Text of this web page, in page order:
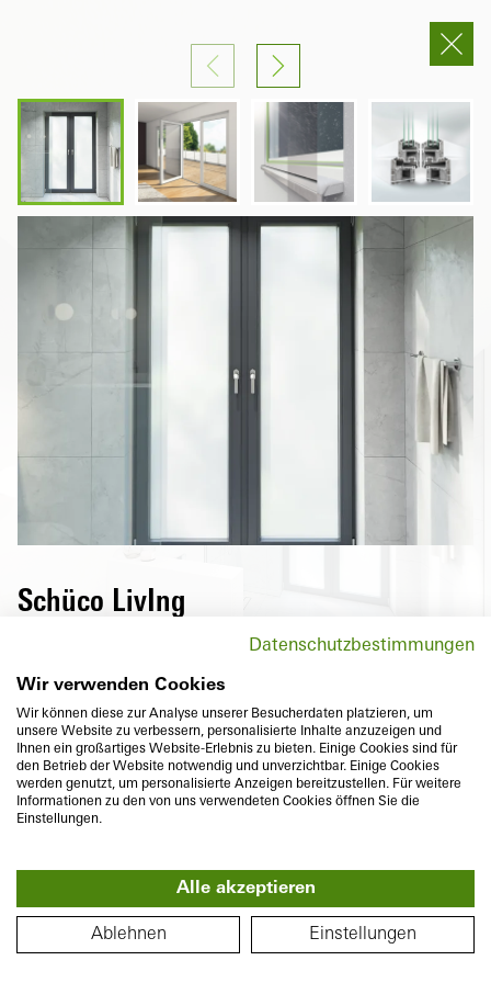
GRUNDRISS
Schüco LivIng
Hochwärmedämmende Fenster der Schüco
Energiekosten, sondern überzeugen auch
mit maximalem Komfort und vielfältigen
Designvarianten.
82mm
Wärmedämmung
Uf bis 0,96W/(m²K)
Datenschutzbestimmungen
Wir verwenden Cookies
Wir können diese zur Analyse unserer Besucherdaten platzieren, um
unsere Website zu verbessern, personalisierte Inhalte anzuzeigen und
Ihnen ein großartiges Website-Erlebnis zu bieten. Einige Cookies sind für
den Betrieb der Website notwendig und unverzichtbar. Einige Cookies
werden genutzt, um personalisierte Anzeigen bereitzustellen. Für weitere
Informationen zu den von uns verwendeten Cookies öffnen Sie die
Einstellungen.
Alle akzeptieren
Ablehnen Einstellungen